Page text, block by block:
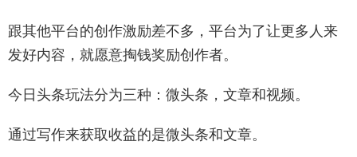
跟其他平台的创作激励差不多，平台为了让更多人来
发好内容，就愿意掏钱奖励创作者。
今日头条玩法分为三种：微头条，文章和视频。
通过写作来获取收益的是微头条和文章。